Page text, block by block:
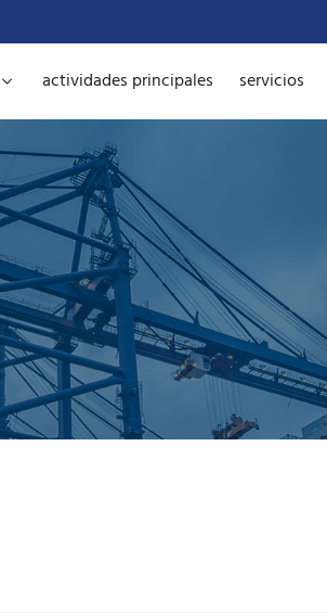
actividades principales servicios